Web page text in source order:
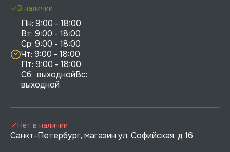
Пн: 9:00 - 18:00
Вт: 9:00 - 18:00
Ср: 9:00 - 18:00
Чт: 9:00 - 18:00
Пт: 9:00 - 18:00
Сб:  выходнойВс:
выходной
В наличии
Санкт-Петербург, магазин ул. Софийская, д 16
Нет в наличии